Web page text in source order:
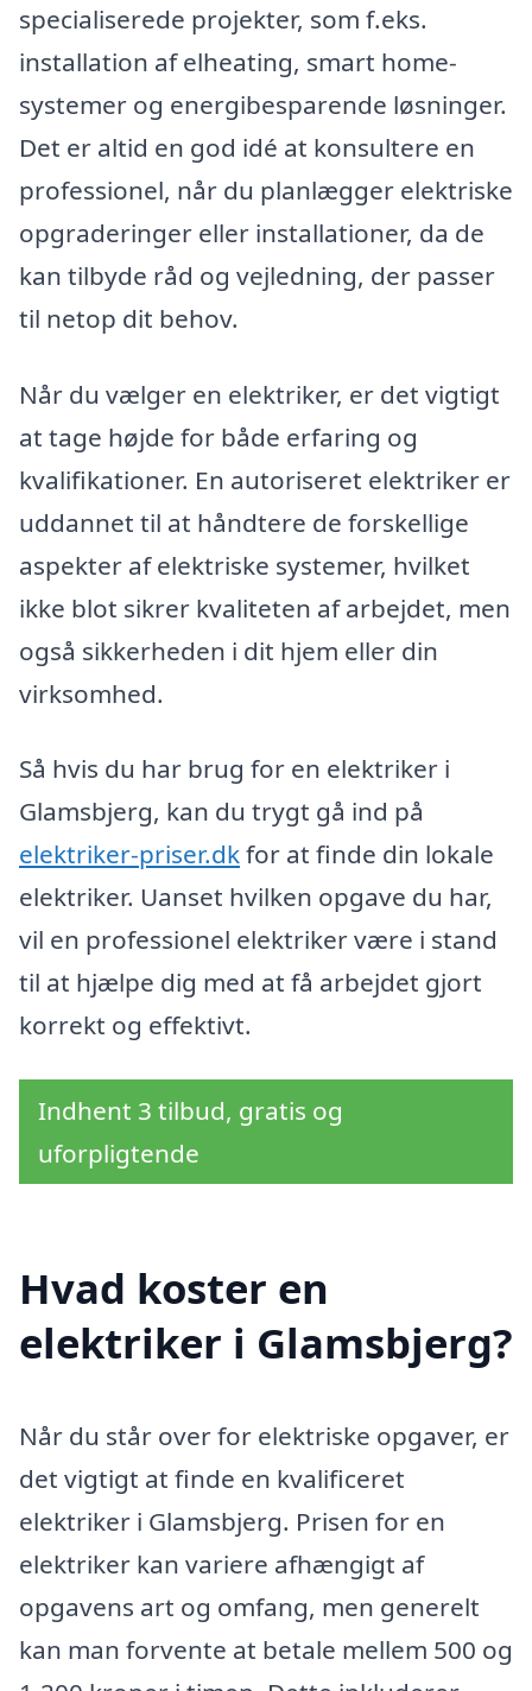
specialiserede projekter, som f.eks.
installation af elheating, smart home-
systemer og energibesparende løsninger.
Det er altid en god idé at konsultere en
professionel, når du planlægger elektriske
opgraderinger eller installationer, da de
kan tilbyde råd og vejledning, der passer
til netop dit behov.
Når du vælger en elektriker, er det vigtigt
at tage højde for både erfaring og
kvalifikationer. En autoriseret elektriker er
uddannet til at håndtere de forskellige
aspekter af elektriske systemer, hvilket
ikke blot sikrer kvaliteten af arbejdet, men
også sikkerheden i dit hjem eller din
virksomhed.
Så hvis du har brug for en elektriker i
Glamsbjerg, kan du trygt gå ind på
elektriker-priser.dkfor at finde din lokale
elektriker. Uanset hvilken opgave du har,
vil en professionel elektriker være i stand
til at hjælpe dig med at få arbejdet gjort
korrekt og effektivt.
Indhent 3 tilbud, gratis og
uforpligtende
Hvad koster en
elektriker i Glamsbjerg?
Når du står over for elektriske opgaver, er
det vigtigt at finde en kvalificeret
elektriker i Glamsbjerg. Prisen for en
elektriker kan variere afhængigt af
opgavens art og omfang, men generelt
kan man forvente at betale mellem 500 og